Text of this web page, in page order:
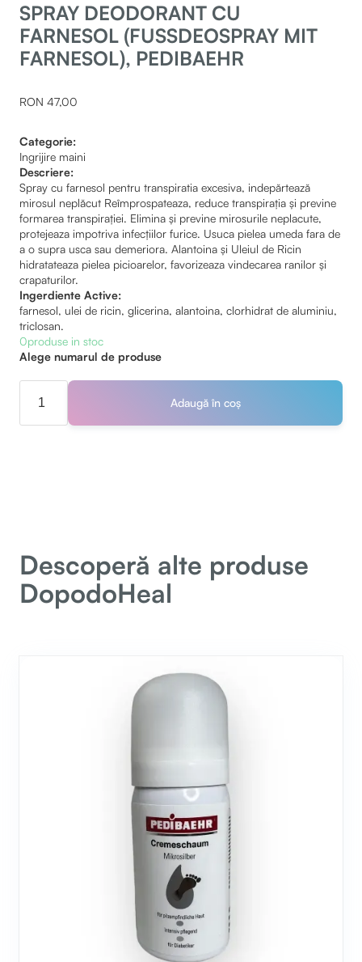
SPRAY DEODORANT CU
FARNESOL (FUSSDEOSPRAY MIT
FARNESOL), PEDIBAEHR
RON 47,00
Categorie:
Ingrijire maini
Descriere:
Spray cu farnesol pentru transpiratia excesiva, indepărtează
mirosul neplăcut Reîmprospateaza, reduce transpirația și previne
formarea transpirației. Elimina și previne mirosurile neplacute,
protejeaza impotriva infecțiilor furice. Usuca pielea umeda fara de
a o supra usca sau demeriora. Alantoina și Uleiul de Ricin
hidratateaza pielea picioarelor, favorizeaza vindecarea ranilor și
crapaturilor.
Ingerdiente Active:
farnesol, ulei de ricin, glicerina, alantoina, clorhidrat de aluminiu,
triclosan.
0produse in stoc
Alege numarul de produse
Descoperă alte produse
DopodoHeal